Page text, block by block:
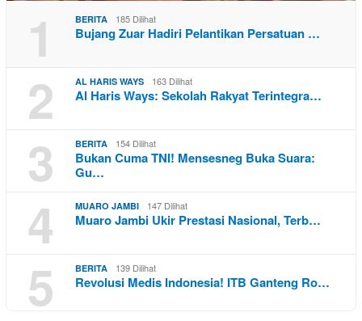
1 BERITA 185 Dilihat
Bujang Zuar Hadiri Pelantikan Persatuan …
2 AL HARIS WAYS 163 Dilihat
Al Haris Ways: Sekolah Rakyat Terintegra…
3 BERITA 154 Dilihat
Bukan Cuma TNI! Mensesneg Buka Suara:
Gu…
4 MUARO JAMBI 147 Dilihat
Muaro Jambi Ukir Prestasi Nasional, Terb…
5 BERITA 139 Dilihat
Revolusi Medis Indonesia! ITB Ganteng Ro…